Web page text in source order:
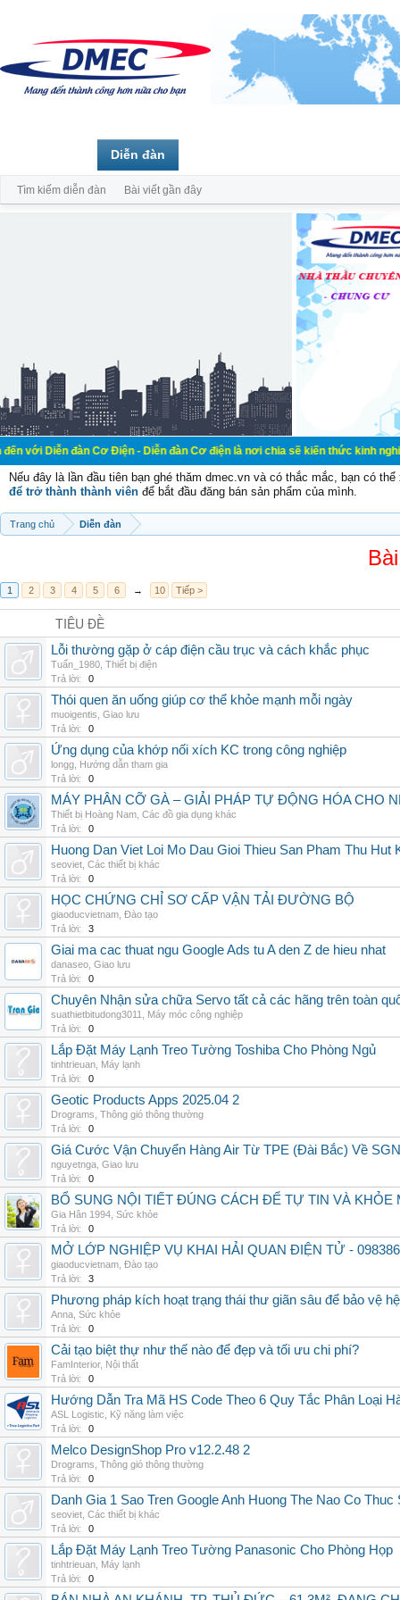
đàn Cơ Điện - Diễn đàn Cơ điện là nơi chia sẽ kiến thức kinh nghiệm
Nếu đây là lần đầu tiên bạn ghé thăm dmec.vn và có thắc mắc, bạn có
để trở thành thành viên để bắt đầu đăng bán sản phẩm của mình.
Trang chủ Diễn đàn
1 2 3 4 5 6 → 10 Tiếp >
TIÊU ĐỀ
Lỗi thường gặp ở cáp điện cầu trục và cách khắc phục
Tuấn_1980 Thiết bị điện
Trả lời:
0
Thói quen ăn uống giúp cơ thể khỏe mạnh mỗi ngày
muoigentis Giao lưu
Trả lời:
0
Ứng dụng của khớp nối xích KC trong công nghiệp
longg Hướng dẫn tham gia
Trả lời:
0
MÁY PHÂN CỠ GÀ – GIẢI PHÁP TỰ ĐỘNG HÓA CHO
Thiết bị Hoàng Nam Các đồ gia dụng khác
Trả lời:
0
Huong Dan Viet Loi Mo Dau Gioi Thieu San Pham Thu Hut
seoviet Các thiết bị khác
Trả lời:
0
HỌC CHỨNG CHỈ SƠ CẤP VẬN TẢI ĐƯỜNG BỘ
giaoducvietnam Đào tạo
Trả lời:
3
Giai ma cac thuat ngu Google Ads tu A den Z de hieu nhat
danaseo Giao lưu
Trả lời:
0
Chuyên Nhận sửa chữa Servo tất cả các hãng trên toàn
suathietbitudong3011
Máy móc công nghiệp
Trả lời:
0
Lắp Đặt Máy Lạnh Treo Tường Toshiba Cho Phòng Ngủ
tinhtrieuan Máy lạnh
Trả lời:
0
Geotic Products Apps 2025.04 2
Drograms Thông gió thông thường
Trả lời:
0
Giá Cước Vận Chuyển Hàng Air Từ TPE (Đài Bắc) Về SGN
nguyetnga Giao lưu
Trả lời:
0
BỔ SUNG NỘI TIẾT ĐÚNG CÁCH ĐỂ TỰ TIN VÀ KHỎE
Gia Hân 1994 Sức khỏe
Trả lời:
0
MỞ LỚP NGHIỆP VỤ KHAI HẢI QUAN ĐIỆN TỬ -
giaoducvietnam Đào tạo
Trả lời:
3
Phương pháp kích hoạt trạng thái thư giãn sâu để bảo vệ
Anna Sức khỏe
Trả lời:
0
Cải tạo biệt thự như thế nào để đẹp và tối ưu chi phí?
FamInterior, Nội thất
Trả lời:
0
Hướng Dẫn Tra Mã HS Code Theo 6 Quy Tắc Phân Loại
ASL Logistic
Kỹ năng làm việc
Trả lời:
0
Melco DesignShop Pro v12.2.48 2
Drograms Thông gió thông thường
Trả lời:
0
Danh Gia 1 Sao Tren Google Anh Huong The Nao Co Thuc
seoviet Các thiết bị khác
Trả lời:
0
Lắp Đặt Máy Lạnh Treo Tường Panasonic Cho Phòng Họp
tinhtrieuan Máy lạnh
Trả lời:
0
Diễn đàn
Tìm kiếm diễn đàn Bài viết gần đây